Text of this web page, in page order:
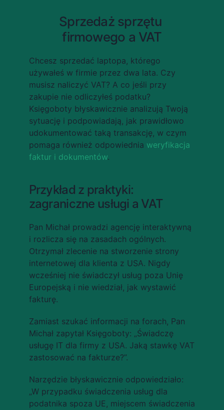
Sprzedaż sprzętu
firmowego a VAT
Chcesz sprzedać laptopa, którego
używałeś w firmie przez dwa lata. Czy
musisz naliczyć VAT? A co jeśli przy
zakupie nie odliczyłeś podatku?
Księgoboty błyskawicznie analizują Twoją
sytuację i podpowiadają, jak prawidłowo
udokumentować taką transakcję, w czym
pomaga również odpowiednia weryfikacja
faktur i dokumentów.
Przykład z praktyki:
zagraniczne usługi a VAT
Pan Michał prowadzi agencję interaktywną
i rozlicza się na zasadach ogólnych.
Otrzymał zlecenie na stworzenie strony
internetowej dla klienta z USA. Nigdy
wcześniej nie świadczył usług poza Unię
Europejską i nie wiedział, jak wystawić
fakturę.
Zamiast szukać informacji na forach, Pan
Michał zapytał Księgoboty: „Świadczę
usługę IT dla firmy z USA. Jaką stawkę VAT
zastosować na fakturze?”.
Narzędzie błyskawicznie odpowiedziało:
„W przypadku świadczenia usług dla
podatnika spoza UE, miejscem świadczenia